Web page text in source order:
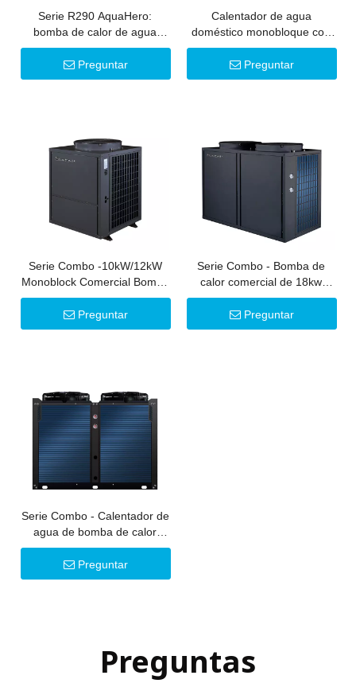
Serie R290 AquaHero:
bomba de calor de agua
caliente todo en uno
Preguntar
Calentador de agua
doméstico monobloque con
fuente de aire de 3,8-9,2 kW
y bomba de calefacción por
suelo radiante
Preguntar
Serie Combo -10kW/12kW
Monoblock Comercial Bomba
de calor de agua caliente
Preguntar
Serie Combo - Bomba de
calor comercial de 18kw
-26kW Calentador de agua
caliente
Preguntar
Serie Combo - Calentador de
agua de bomba de calor
comercial de 36kW -115kW
Preguntar
Preguntas